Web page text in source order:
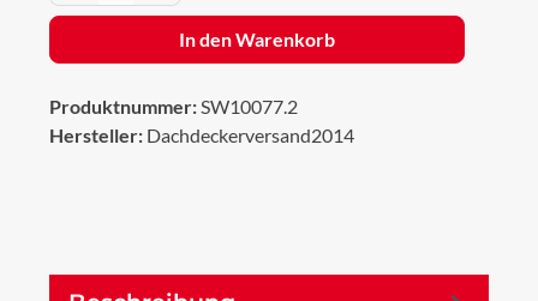
In den Warenkorb
Produktnummer:SW10077.2
Hersteller: Dachdeckerversand2014